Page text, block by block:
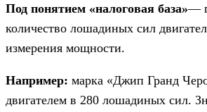
Под понятием «налоговая база»—
количество лошадиных сил
измерения мощности.
Например: марка «Джип Гранд
двигателем в 280 лошадиных сил.